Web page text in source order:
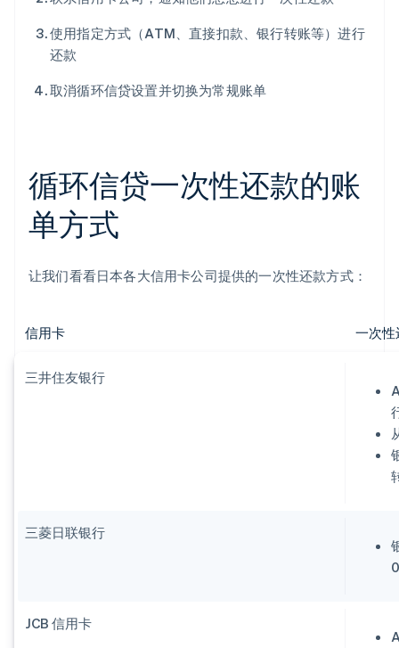
使用指定方式（ATM、直接扣款、银行转账等）进行
还款
取消循环信贷设置并切换为常规账单
循环信贷一次性还款的账
单方式
让我们看看日本各大信用卡公司提供的一次性还款方式：
信用卡 一次
三井住友银行
三菱日联银行
JCB 信用卡